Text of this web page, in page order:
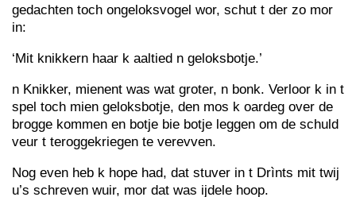
gedachten toch ongeloksvogel wor, schut t der zo mor
in:
‘Mit knikkern haar k aaltied n geloksbotje.’
n Knikker, mienent was wat groter, n bonk. Verloor k in t
spel toch mien geloksbotje, den mos k oardeg over de
brogge kommen en botje bie botje leggen om de schuld
veur t teroggekriegen te verevven.
Nog even heb k hope had, dat stuver in t Drìnts mit twij
u’s schreven wuir, mor dat was ijdele hoop.